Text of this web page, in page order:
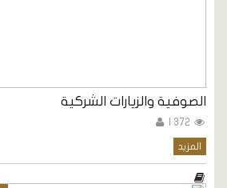
الصوفية والزيارات الشركية
المزيد